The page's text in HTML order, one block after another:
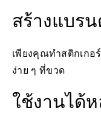
สร้างแบร
เพียงคุณทำสติกเก
ง่าย ๆ ที่ขวด
ใช้งานได้